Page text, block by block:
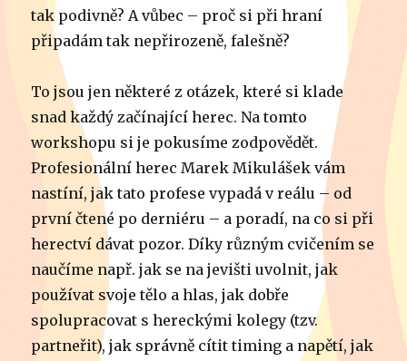
tak podivně? A vůbec – proč si při hraní
připadám tak nepřirozeně, falešně?
To jsou jen některé z otázek, které si klade
snad každý začínající herec. Na tomto
workshopu si je pokusíme zodpovědět.
Profesionální herec Marek Mikulášek vám
nastíní, jak tato profese vypadá v reálu – od
první čtené po derniéru – a poradí, na co si při
herectví dávat pozor. Díky různým cvičením se
naučíme např. jak se na jevišti uvolnit, jak
používat svoje tělo a hlas, jak dobře
spolupracovat s hereckými kolegy (tzv.
partneřit), jak správně cítit timing a napětí, jak